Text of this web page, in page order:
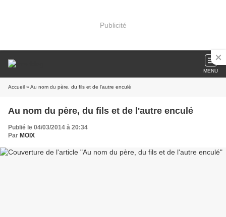
Publicité
MENU
Accueil » Au nom du père, du fils et de l'autre enculé
Au nom du père, du fils et de l'autre enculé
Publié le 04/03/2014 à 20:34
Par MOIX